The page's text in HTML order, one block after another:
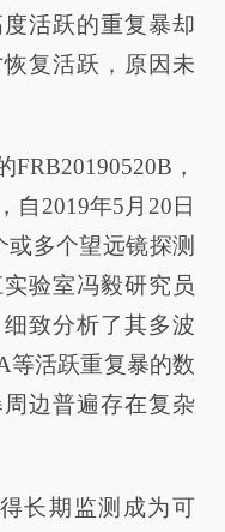
活跃的重复暴却
复活跃，原因未
，
自2019年5月20日
多个望远镜探测
验室冯毅研究员
致分析了其多波
等活跃重复暴的数
边普遍存在复杂
长期监测成为可